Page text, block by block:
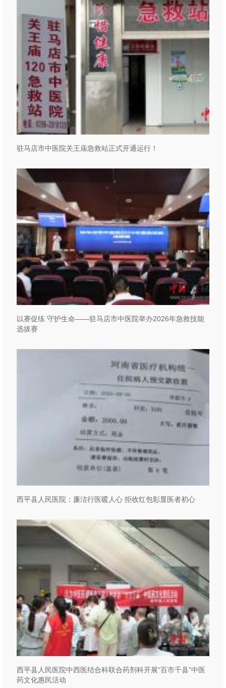
驻马店市中医院关王庙急救站正式开通运行！
以赛促练 守护生命——驻马店市中医院举办2026年急救技能
选拔赛
西平县人民医院：廉洁行医暖人心 拒收红包彰显医者初心
西平县人民医院中西医结合科联合药剂科开展“百市千县”中医
药文化惠民活动